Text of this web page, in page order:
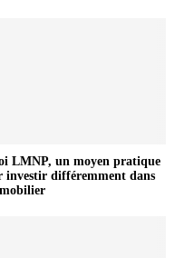
LMNP, un moyen pratique
investir différemment dans